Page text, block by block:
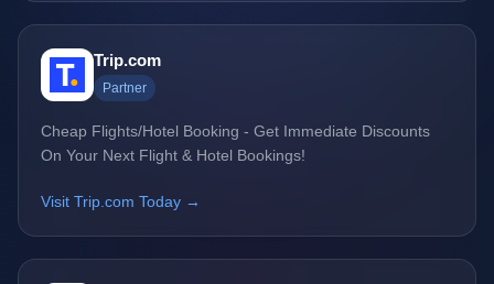
Trip.com
Partner
Cheap Flights/Hotel Booking - Get Immediate Discounts
On Your Next Flight & Hotel Bookings!
Visit Trip.com Today →